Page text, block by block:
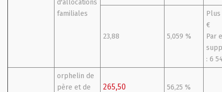
d'allocations
familiales
23,88 5,059 %
Plus
€
Par
: 6
orphelin de
père et de
265,50 56,25 %